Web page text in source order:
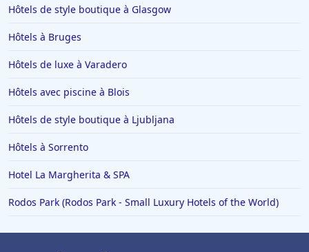
Hôtels à Risoul
Hôtels à Toulouse
Hôtels à Soorts-Hossegor
Hôtels à Saint-Gervais-les-Bains
Hôtels à Portofino
Hôtels à Vaux-en-Beaujolais
Hôtels à Cannes
Hôtels de style boutique à Glasgow
Hôtels à Bruges
Hôtels de luxe à Varadero
Hôtels avec piscine à Blois
Hôtels de style boutique à Ljubljana
Hôtels à Sorrento
Hotel La Margherita & SPA
Rodos Park (Rodos Park - Small Luxury Hotels of the World)